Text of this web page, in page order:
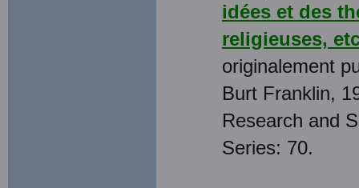
idées et des
religieuses,
originalement
Burt Franklin,
Research and
Series: 70.